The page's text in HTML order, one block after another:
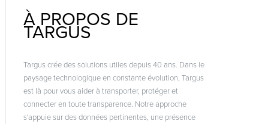
À PROPOS DE
TARGUS
Targus crée des solutions utiles depuis 40 ans. Dans le
paysage technologique en constante évolution, Targus
est là pour vous aider à transporter, protéger et
connecter en toute transparence. Notre approche
s'appuie sur des données pertinentes, une présence